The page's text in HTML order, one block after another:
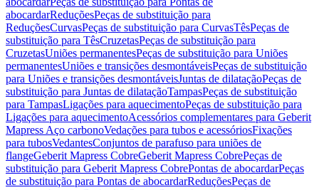
abocardarReduçõesPeças de substituição para
ReduçõesCurvasPeças de substituição para CurvasTêsPeças de
substituição para TêsCruzetasPeças de substituição para
CruzetasUniões permanentesPeças de substituição para Uniões
permanentesUniões e transições desmontáveisPeças de substituição
para Uniões e transições desmontáveisJuntas de dilataçãoPeças de
substituição para Juntas de dilataçãoTampasPeças de substituição
para TampasLigações para aquecimentoPeças de substituição para
Ligações para aquecimentoAcessórios complementares para Geberit
Mapress Aço carbonoVedações para tubos e acessóriosFixações
para tubosVedantesConjuntos de parafuso para uniões de
flangeGeberit Mapress CobreGeberit Mapress CobrePeças de
substituição para Geberit Mapress CobrePontas de abocardarPeças
de substituição para Pontas de abocardarReduçõesPeças de